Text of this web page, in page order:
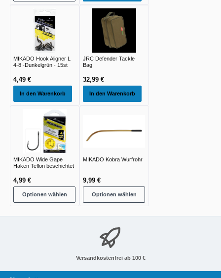
MIKADO Hook Aligner L
4-8 -Dunkelgrün - 15st
4,49 €
In den Warenkorb
JRC Defender Tackle
Bag
32,99 €
In den Warenkorb
MIKADO Wide Gape
Haken Teflon beschichtet
4,99 €
Optionen wählen
MIKADO Kobra Wurfrohr
9,99 €
Optionen wählen
Versandkostenfrei ab 100 €